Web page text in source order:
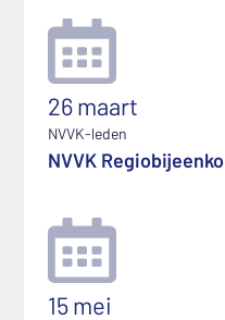
26 maart
NVVK-leden
NVVK
15 mei